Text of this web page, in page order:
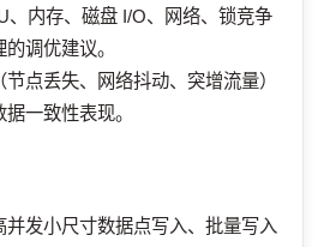
、内存、磁盘 I/O、网络、锁竞争
调优建议。
点丢失、网络抖动、突增流量）
一致性表现。
并发小尺寸数据点写入、批量写入